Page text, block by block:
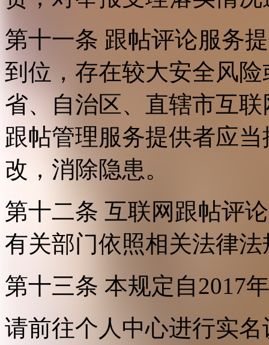
第十一条 跟帖评论服务
到位，存在较大安全风
省、自治区、直辖市互
跟帖管理服务提供者应
改，消除隐患。
第十二条 互联网跟帖评
有关部门依照相关法律
第十三条 本规定自2017
请前往个人中心进行实名